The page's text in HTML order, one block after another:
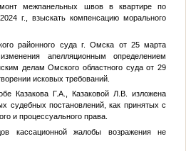
межпанельных швов в квартире по
г., взыскать компенсацию морального
районного суда г. Омска от 25 марта
апелляционным определением
делам Омского областного суда от 29
исковых требований.
Казакова Г.А., Казаковой Л.В. изложена
судебных постановлений, как принятых с
и процессуального права.
кассационной жалобы возражения не